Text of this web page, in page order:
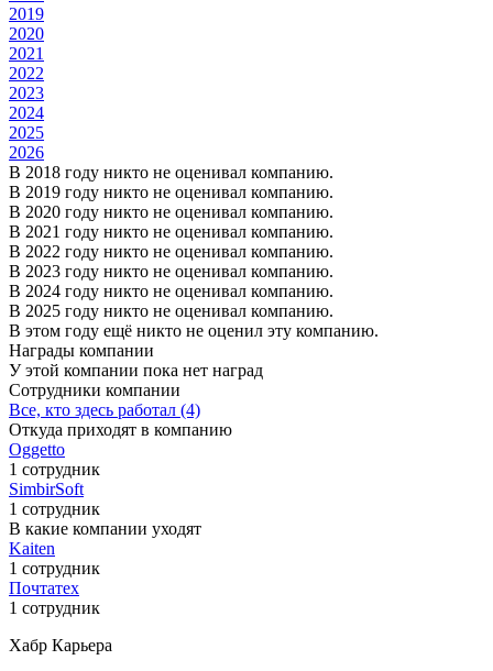
2019
2020
2021
2022
2023
2024
2025
2026
В 2018 году никто не оценивал компанию.
В 2019 году никто не оценивал компанию.
В 2020 году никто не оценивал компанию.
В 2021 году никто не оценивал компанию.
В 2022 году никто не оценивал компанию.
В 2023 году никто не оценивал компанию.
В 2024 году никто не оценивал компанию.
В 2025 году никто не оценивал компанию.
В этом году ещё никто не оценил эту компанию.
Награды компании
У этой компании пока нет наград
Сотрудники компании
Все, кто здесь работал (4)
Откуда приходят в компанию
Oggetto
1 сотрудник
SimbirSoft
1 сотрудник
В какие компании уходят
Kaiten
1 сотрудник
Почтатех
1 сотрудник
Хабр Карьера